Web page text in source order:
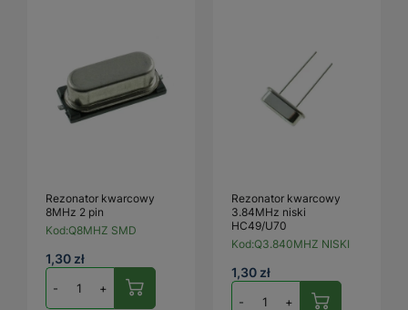
Rezonator kwarcowy
8MHz 2 pin
Kod:Q8MHZ SMD
1,30 zł
- +
Rezonator kwarcowy
3.84MHz niski
HC49/U70
Kod:Q3.840MHZ NISKI
1,30 zł
- +